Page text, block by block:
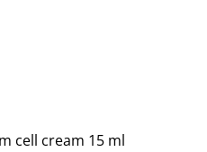
cell cream 15 ml